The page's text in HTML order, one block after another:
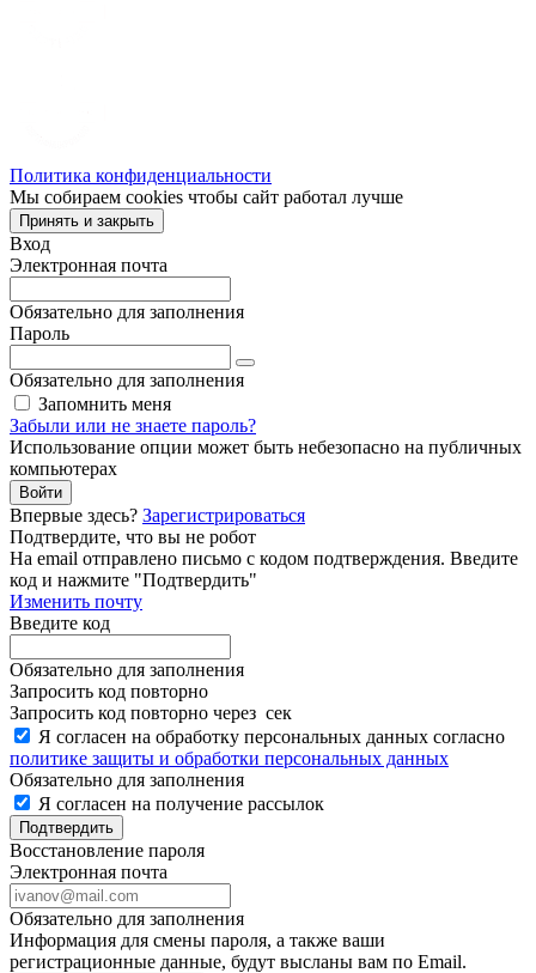
Политика конфиденциальности
Мы собираем cookies чтобы сайт работал лучше
Принять и закрыть
Вход
Электронная почта
Обязательно для заполнения
Пароль
Обязательно для заполнения
Запомнить меня
Забыли или не знаете пароль?
Использование опции может быть небезопасно на публичных
компьютерах
Войти
Впервые здесь? Зарегистрироваться
Подтвердите, что вы не робот
Ha email отправлено письмо с кодом подтверждения. Введите
код и нажмите "Подтвердить"
Изменить почту
Введите код
Обязательно для заполнения
Запросить код повторно
Запросить код повторно через сек
Я согласен на обработку персональных данных согласно
политике защиты и обработки персональных данных
Обязательно для заполнения
Я согласен на получение рассылок
Подтвердить
Восстановление пароля
Электронная почта
Обязательно для заполнения
Информация для смены пароля, а также ваши
регистрационные данные, будут высланы вам по Email.